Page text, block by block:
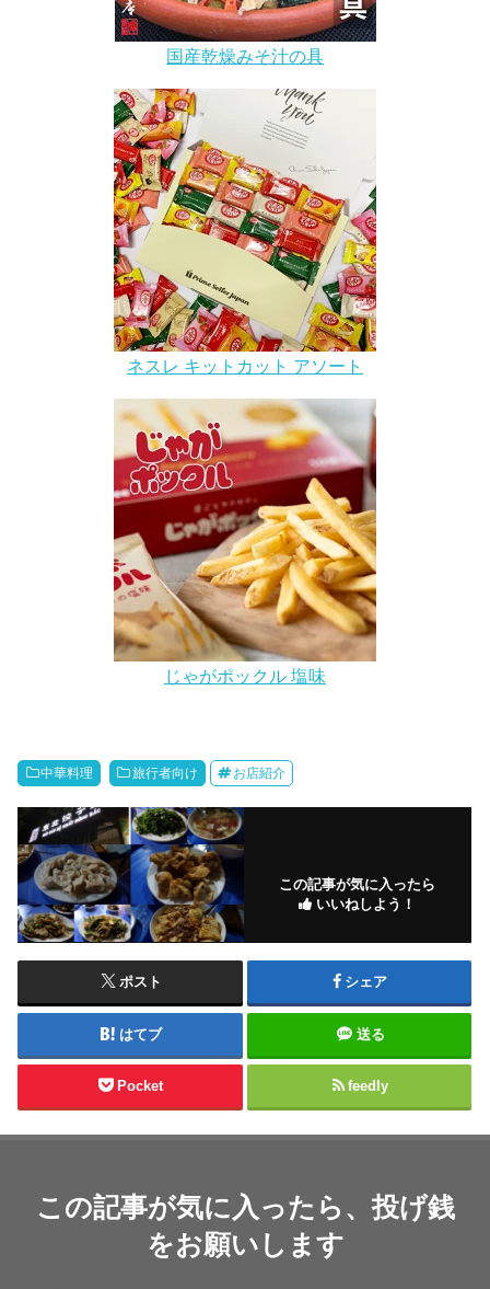
国産乾燥みそ汁の具
ネスレ キットカット アソート
じゃがポックル 塩味
中華料理 旅行者向け お店紹介
この記事が気に入ったら
いいねしよう！
ポスト シェア
はてブ 送る
Pocket feedly
この記事が気に入ったら、投げ銭
をお願いします